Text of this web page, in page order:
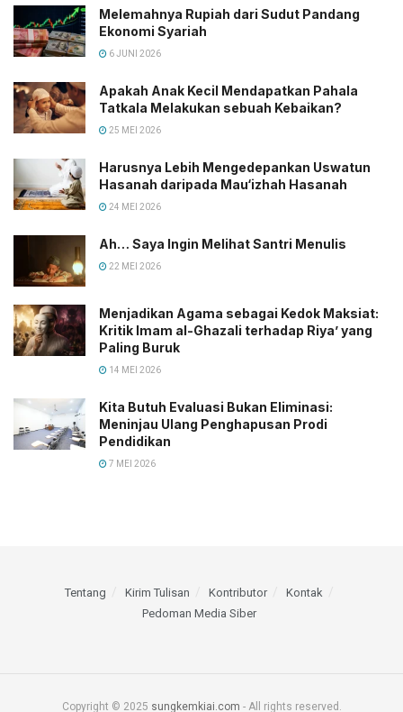
Melemahnya Rupiah dari Sudut Pandang
Ekonomi Syariah
6 JUNI 2026
Apakah Anak Kecil Mendapatkan Pahala
Tatkala Melakukan sebuah Kebaikan?
25 MEI 2026
Harusnya Lebih Mengedepankan Uswatun
Hasanah daripada Mau‘izhah Hasanah
24 MEI 2026
Ah… Saya Ingin Melihat Santri Menulis
22 MEI 2026
Menjadikan Agama sebagai Kedok Maksiat:
Kritik Imam al-Ghazali terhadap Riya’ yang
Paling Buruk
14 MEI 2026
Kita Butuh Evaluasi Bukan Eliminasi:
Meninjau Ulang Penghapusan Prodi
Pendidikan
7 MEI 2026
Tentang Kirim Tulisan Kontributor
Kontak
Pedoman Media Siber
Copyright © 2025 sungkemkiai.com - All rights reserved.